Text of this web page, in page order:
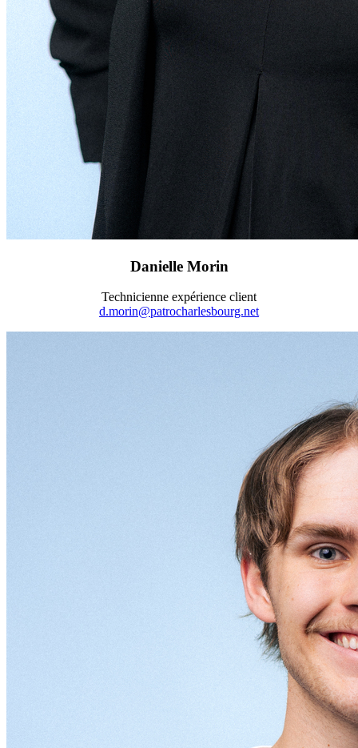
Danielle Morin
Technicienne expérience client
d.morin@patrocharlesbourg.net